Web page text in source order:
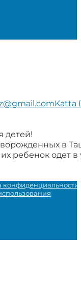
Katta
детей!
в
ребенок одет
конфиденциальности